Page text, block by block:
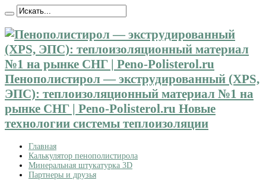
Пенополистирол — экструдированный (XPS,
ЭПС): теплоизоляционный материал №1 на
рынке СНГ | Peno-Polisterol.ru Новые
технологии системы теплоизоляции
Главная
Калькулятор пенополистирола
Минеральная штукатурка 3D
Партнеры и друзья